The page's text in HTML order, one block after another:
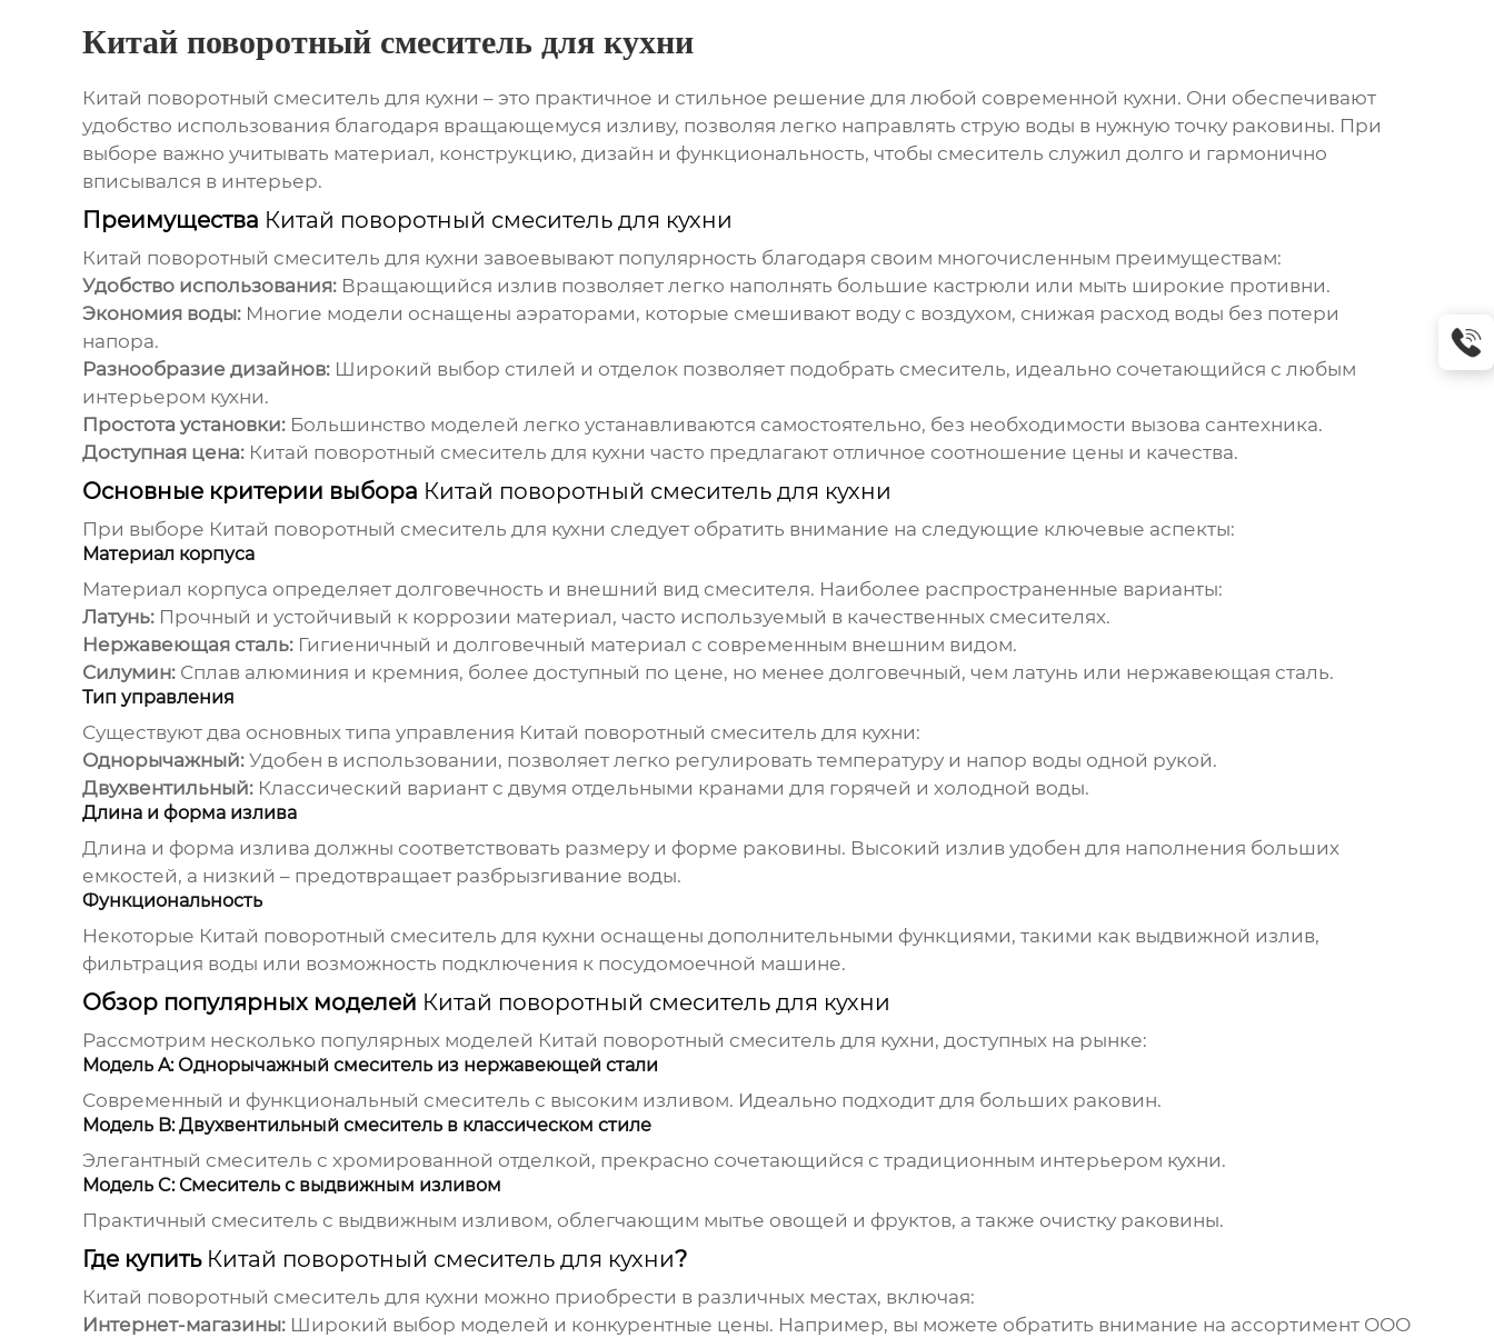
Китай поворотный смеситель для кухни
Китай поворотный смеситель для кухни – это практичное и стильное решение для любой современной кухни. Они обеспечивают
удобство использования благодаря вращающемуся изливу, позволяя легко направлять струю воды в нужную точку раковины. При
выборе важно учитывать материал, конструкцию, дизайн и функциональность, чтобы смеситель служил долго и гармонично
вписывался в интерьер.
Преимущества Китай поворотный смеситель для кухни
Китай поворотный смеситель для кухни завоевывают популярность благодаря своим многочисленным преимуществам:
Удобство использования:Вращающийся излив позволяет легко наполнять большие кастрюли или мыть широкие противни.
Экономия воды:Многие модели оснащены аэраторами, которые смешивают воду с воздухом, снижая расход воды без потери
напора.
Разнообразие дизайнов:Широкий выбор стилей и отделок позволяет подобрать смеситель, идеально сочетающийся с любым
интерьером кухни.
Простота установки:Большинство моделей легко устанавливаются самостоятельно, без необходимости вызова сантехника.
Доступная цена: Китай поворотный смеситель для кухни часто предлагают отличное соотношение цены и качества.
Основные критерии выбора Китай поворотный смеситель для кухни
При выборе Китай поворотный смеситель для кухни следует обратить внимание на следующие ключевые аспекты:
Материал корпуса
Материал корпуса определяет долговечность и внешний вид смесителя. Наиболее распространенные варианты:
Латунь:Прочный и устойчивый к коррозии материал, часто используемый в качественных смесителях.
Нержавеющая сталь:Гигиеничный и долговечный материал с современным внешним видом.
Силумин:Сплав алюминия и кремния, более доступный по цене, но менее долговечный, чем латунь или нержавеющая сталь.
Тип управления
Существуют два основных типа управления Китай поворотный смеситель для кухни:
Однорычажный:Удобен в использовании, позволяет легко регулировать температуру и напор воды одной рукой.
Двухвентильный:Классический вариант с двумя отдельными кранами для горячей и холодной воды.
Длина и форма излива
Длина и форма излива должны соответствовать размеру и форме раковины. Высокий излив удобен для наполнения больших
емкостей, а низкий – предотвращает разбрызгивание воды.
Функциональность
Некоторые Китай поворотный смеситель для кухни оснащены дополнительными функциями, такими как выдвижной излив,
фильтрация воды или возможность подключения к посудомоечной машине.
Обзор популярных моделей Китай поворотный смеситель для кухни
Рассмотрим несколько популярных моделей Китай поворотный смеситель для кухни, доступных на рынке:
Модель A: Однорычажный смеситель из нержавеющей стали
Современный и функциональный смеситель с высоким изливом. Идеально подходит для больших раковин.
Модель B: Двухвентильный смеситель в классическом стиле
Элегантный смеситель с хромированной отделкой, прекрасно сочетающийся с традиционным интерьером кухни.
Модель C: Смеситель с выдвижным изливом
Практичный смеситель с выдвижным изливом, облегчающим мытье овощей и фруктов, а также очистку раковины.
Где купить Китай поворотный смеситель для кухни?
Китай поворотный смеситель для кухни можно приобрести в различных местах, включая:
Интернет-магазины:Широкий выбор моделей и конкурентные цены. Например, вы можете обратить внимание на ассортимент ООО